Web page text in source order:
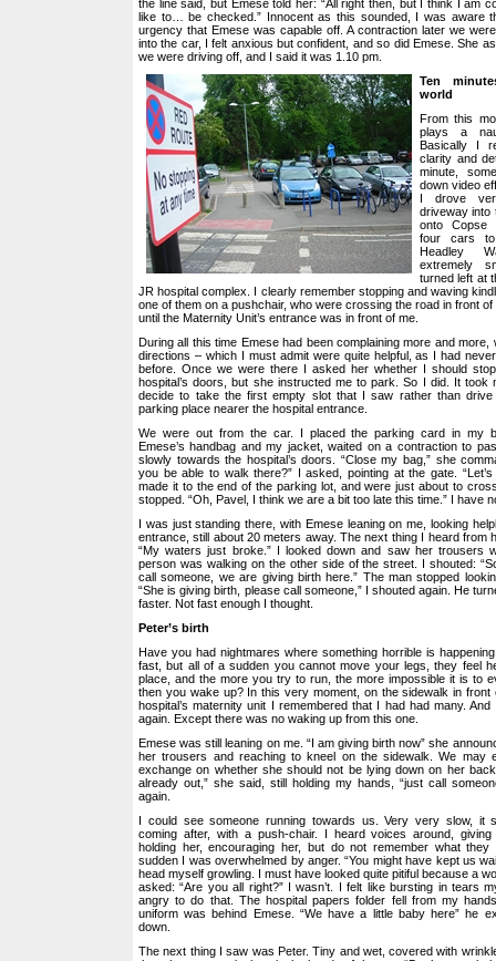
the line said, but Emese told her: “All right then, but I think I am
like to… be checked.” Innocent as this sounded, I was aware
urgency that Emese was capable off. A contraction later we
into the car, I felt anxious but confident, and so did Emese. She
we were driving off, and I said it was 1.10 pm.
Ten
world
From this
plays a
Basically I
clarity and
minute,
down video
I drove
driveway into
onto Copse
four cars
Headley
extremely
turned left at
JR hospital complex. I clearly remember stopping and waving
one of them on a pushchair, who were crossing the road in front
until the Maternity Unit’s entrance was in front of me.
During all this time Emese had been complaining more and more,
directions – which I must admit were quite helpful, as I had
before. Once we were there I asked her whether I should
hospital’s doors, but she instructed me to park. So I did. It took
decide to take the first empty slot that I saw rather than
parking place nearer the hospital entrance.
We were out from the car. I placed the parking card in my
Emese’s handbag and my jacket, waited on a contraction to
slowly towards the hospital’s doors. “Close my bag,” she
you be able to walk there?” I asked, pointing at the gate.
made it to the end of the parking lot, and were just about to
stopped. “Oh, Pavel, I think we are a bit too late this time.” I have
I was just standing there, with Emese leaning on me, looking
entrance, still about 20 meters away. The next thing I heard from
“My waters just broke.” I looked down and saw her trousers
person was walking on the other side of the street. I shouted:
call someone, we are giving birth here.” The man stopped
“She is giving birth, please call someone,” I shouted again. He
faster. Not fast enough I thought.
Peter’s birth
Have you had nightmares where something horrible is
fast, but all of a sudden you cannot move your legs, they feel
place, and the more you try to run, the more impossible it is to
then you wake up? In this very moment, on the sidewalk in
hospital’s maternity unit I remembered that I had had many.
again. Except there was no waking up from this one.
Emese was still leaning on me. “I am giving birth now” she
her trousers and reaching to kneel on the sidewalk. We may
exchange on whether she should not be lying down on her
already out,” she said, still holding my hands, “just call
again.
I could see someone running towards us. Very very slow, it
coming after, with a push-chair. I heard voices around,
holding her, encouraging her, but do not remember what
sudden I was overwhelmed by anger. “You might have kept us
head myself growling. I must have looked quite pitiful because a
asked: “Are you all right?” I wasn’t. I felt like bursting in tears
angry to do that. The hospital papers folder fell from my
uniform was behind Emese. “We have a little baby here” he
down.
The next thing I saw was Peter. Tiny and wet, covered with